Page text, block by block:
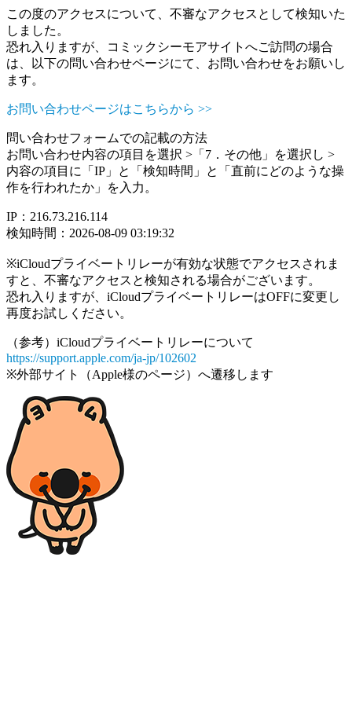
この度のアクセスについて、不審なアクセスとして検知いた
しました。
恐れ入りますが、コミックシーモアサイトへご訪問の場合
は、以下の問い合わせページにて、お問い合わせをお願いし
ます。
お問い合わせページはこちらから >>
問い合わせフォームでの記載の方法
お問い合わせ内容の項目を選択 >「7．その他」を選択し >
内容の項目に「IP」と「検知時間」と「直前にどのような操
作を行われたか」を入力。
IP：216.73.216.114
検知時間：2026-08-09 03:19:32
※iCloudプライベートリレーが有効な状態でアクセスされま
すと、不審なアクセスと検知される場合がございます。
恐れ入りますが、iCloudプライベートリレーはOFFに変更し
再度お試しください。
（参考）iCloudプライベートリレーについて
https://support.apple.com/ja-jp/102602
※外部サイト（Apple様のページ）へ遷移します